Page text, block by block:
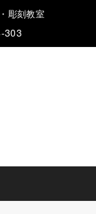
彫刻教室
303